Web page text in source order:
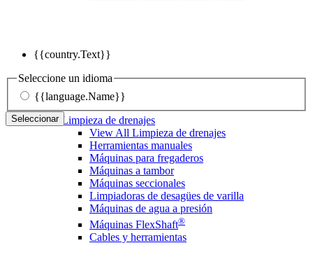
{{country.Text}}
Seleccione un idioma
{{language.Name}}
Seleccionar Limpieza de drenajes
View All Limpieza de drenajes
Herramientas manuales
Máquinas para fregaderos
Máquinas a tambor
Máquinas seccionales
Limpiadoras de desagües de varilla
Máquinas de agua a presión
Máquinas FlexShaft®
Cables y herramientas